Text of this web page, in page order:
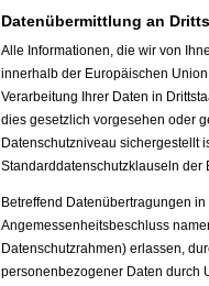
Datenübermittlung an
Alle Informationen, die wir von
innerhalb der Europäischen
Verarbeitung Ihrer Daten in
dies gesetzlich vorgesehen oder
Datenschutzniveau sichergestellt
Standarddatenschutzklauseln der
Betreffend Datenübertragungen
Angemessenheitsbeschluss
Datenschutzrahmen) erlassen,
personenbezogener Daten durch